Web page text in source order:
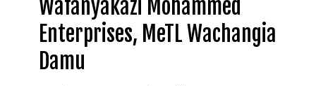
Wafanyakazi Mohammed
Enterprises, MeTL Wachangia
Damu